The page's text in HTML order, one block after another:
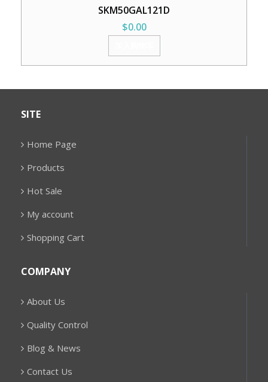
SKM50GAL121D
$0.00
SITE
Home Page
Products
Hot Sale
My account
Shopping Cart
COMPANY
About Us
Quality Control
Blog & News
Contact Us